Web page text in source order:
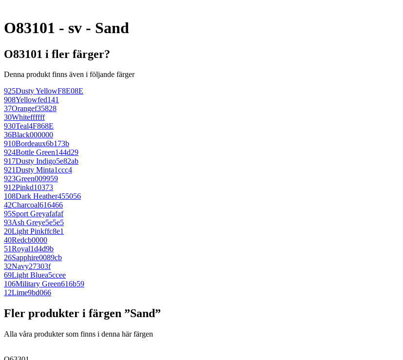
O83101 - sv - Sand
O83101 i fler färger?
Denna produkt finns även i följande färger
925Dusty YellowF8E08E
908Yellowfed141
37Orangef35828
30Whiteffffff
930Teal4F868E
36Black000000
910Bordeaux6b173b
924Bottle Green144d29
917Dusty Indigo5e82ab
921Dusty Minta1ccc4
923Green009959
912Pinkd10373
108Dark Heather455056
42Charcoal616466
95Sport Greyafafaf
93Ash Greye5e5e5
20Light Pinkffc8e1
40Redcb0000
51Royal1d4d9b
26Sapphire0089cb
32Navy27303f
69Light Bluea5ccee
106Military Green616b59
12Lime9bd066
Fler produkter i färgen ”Sand”
Alla våra produkter som finns i denna här färgen